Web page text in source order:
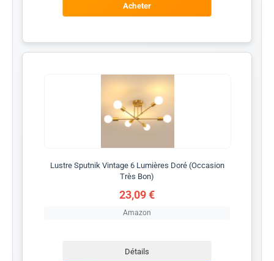
Acheter
Lustre Sputnik Vintage 6 Lumières Doré (Occasion
Très Bon)
23,09 €
Amazon
Détails